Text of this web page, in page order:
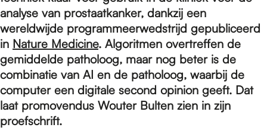
e
p
a
analyse van prostaatkanker, dankzij een
wereldwijde programmeerwedstrijd gepubliceerd
in Nature Medicine. Algoritmen overtreffen de
gemiddelde patholoog, maar nog beter is de
combinatie van AI en de patholoog, waarbij de
computer een digitale second opinion geeft. Dat
laat promovendus Wouter Bulten zien in zijn
proefschrift.